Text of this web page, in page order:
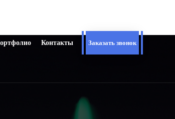
Контакты Заказать звонок